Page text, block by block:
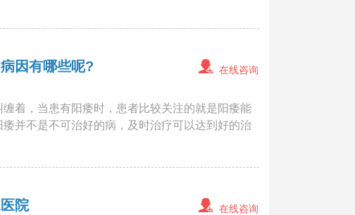
在线咨询
因有哪些呢?
着，当患有阳痿时，患者比较关注的就是阳痿能
并不是不可治好的病，及时治疗可以达到好的治
在线咨询
院